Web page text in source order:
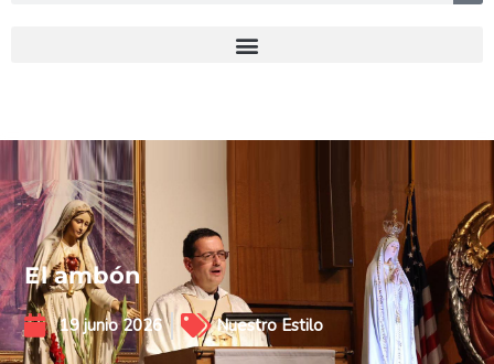
El ambón
19 junio 2026 Nuestro Estilo